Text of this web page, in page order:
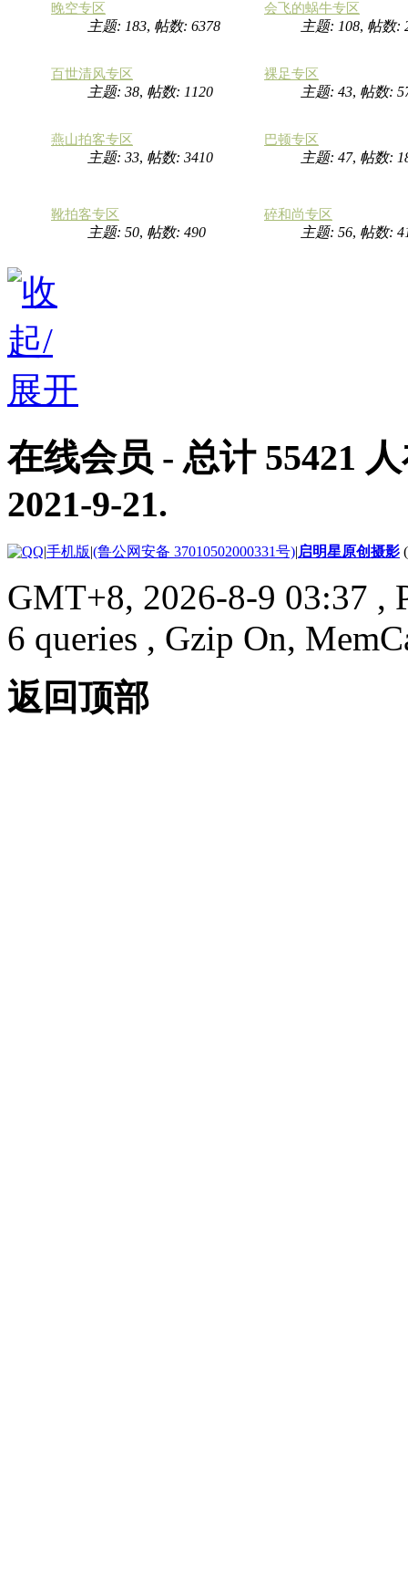
晚空专区
主题: 183, 帖数: 6378
会飞的蜗牛专区
主题: 108, 帖数:
百世清风专区
主题: 38, 帖数: 1120
裸足专区
主题: 43, 帖数:
燕山拍客专区
主题: 33, 帖数: 3410
巴顿专区
主题: 47, 帖数:
靴拍客专区
主题: 50, 帖数: 490
碎和尚专区
主题: 56, 帖数:
在线会员 - 总计 55421
2021-9-21.
|手机版|(鲁公网安备 37010502000331号)|启明星原创摄影
GMT+8, 2026-8-9 03:37 ,
6 queries , Gzip On,
返回顶部